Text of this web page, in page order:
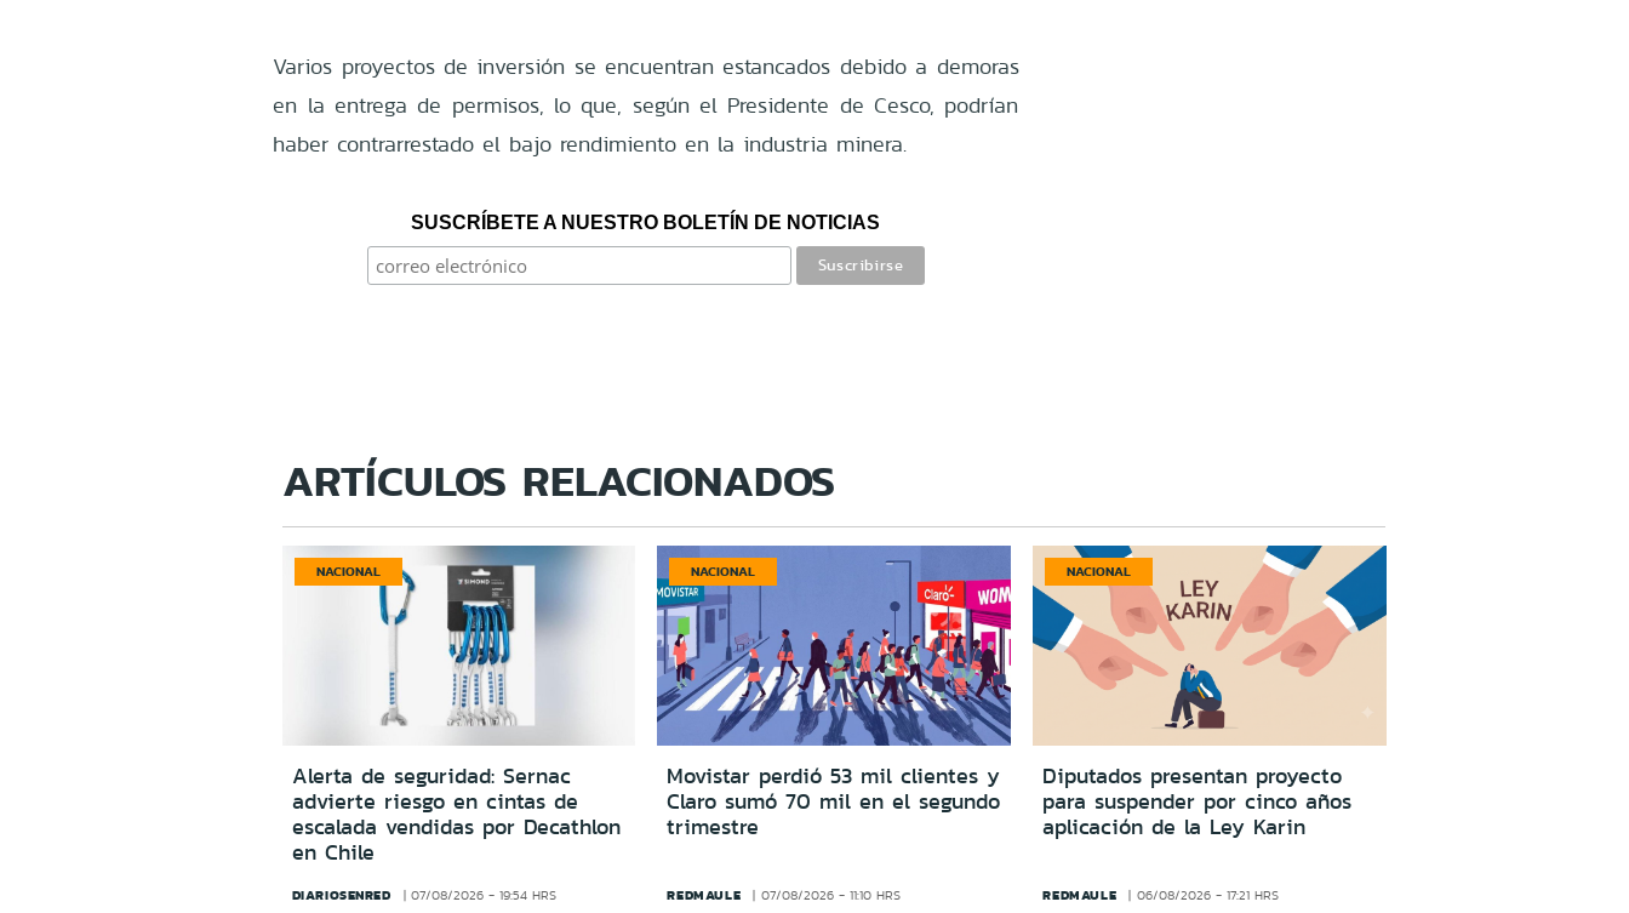
Varios proyectos de inversión se encuentran estancados debido a demoras
en la entrega de permisos, lo que, según el Presidente de Cesco, podrían
haber contrarrestado el bajo rendimiento en la industria minera.
SUSCRÍBETE A NUESTRO BOLETÍN DE NOTICIAS
ARTÍCULOS RELACIONADOS
NACIONAL
Alerta de seguridad: Sernac
advierte riesgo en cintas de
escalada vendidas por Decathlon
en Chile
DIARIOSENRED 07/08/2026 - 19:54 HRS
NACIONAL
Movistar perdió 53 mil clientes y
Claro sumó 70 mil en el segundo
trimestre
REDMAULE 07/08/2026 - 11:10 HRS
NACIONAL
Diputados presentan proyecto
para suspender por cinco años
aplicación de la Ley Karin
REDMAULE 06/08/2026 - 17:21 HRS